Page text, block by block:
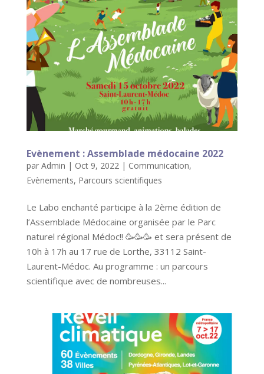
Evènement : Assemblade médocaine 2022
par Admin | Oct 9, 2022 | Communication,
Evènements, Parcours scientifiques
Le Labo enchanté participe à la 2ème édition de
l’Assemblade Médocaine organisée par le Parc
naturel régional Médoc!! 🥳🥳🥳 et sera présent de
10h à 17h au 17 rue de Lorthe, 33112 Saint-
Laurent-Médoc. Au programme : un parcours
scientifique avec de nombreuses...